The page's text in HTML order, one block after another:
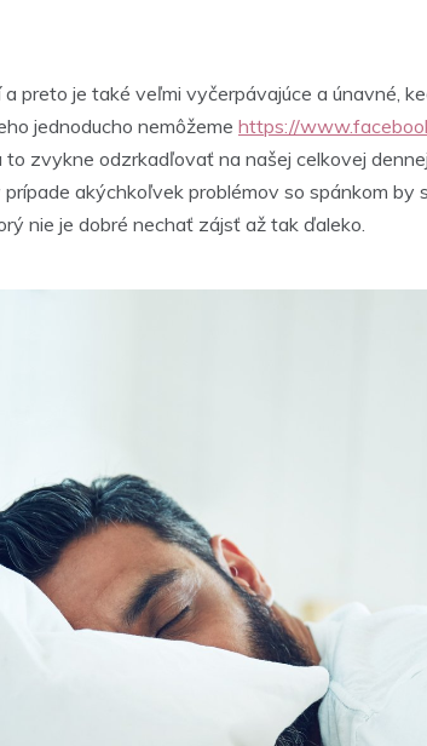
preto je také veľmi vyčerpávajúce a únavné,
jednoducho nemôžeme https://
zvykne odzrkadľovať na našej celkovej
akýchkoľvek problémov so spánkom
nie je dobré nechať zájsť až tak ďaleko.